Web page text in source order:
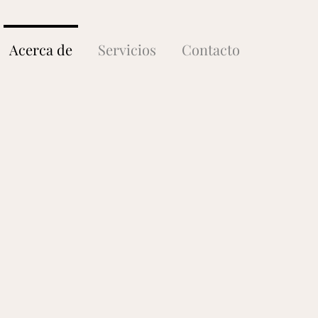
Acerca de Servicios Contacto